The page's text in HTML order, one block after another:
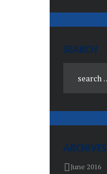
SEARCH
ARCHIVES
June 2016